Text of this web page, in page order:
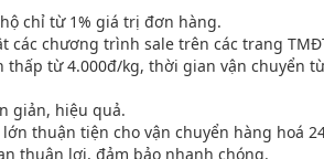
chỉ từ 1% giá trị đơn hàng.
các chương trình sale trên các trang
thấp từ 4.000đ/kg, thời gian vận chuyển
giản, hiệu quả.
thuận tiện cho vận chuyển hàng hoá
thuận lợi, đảm bảo nhanh chóng.